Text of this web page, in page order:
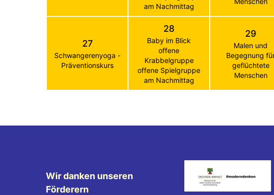
am Nachmittag
27
Schwangerenyoga -
Präventionskurs
28
Baby im Blick
offene
Krabbelgruppe
offene Spielgruppe
am Nachmittag
29
Malen und
Begegnung
geflüchtete
Menschen
Wir danken unseren
Förderern